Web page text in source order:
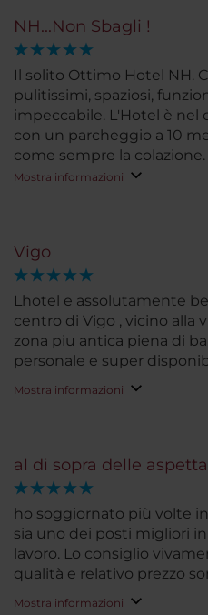
NH...Non Sbagli !
Il solito Ottimo Hotel NH.
pulitissimi, spaziosi,
impeccabile. L'Hotel è nel
con un parcheggio a 10
come sempre la
NH ) è la WI FI che se si
solo per leggere le email
Hotel invece funziona
Mostra informazioni
Vigo
Lhotel e assolutamente bellissimo, situate nel pieno
centro di Vigo , vicino alla via central pedonale e alla
zona piu antica piena di
Mostra informazioni
al di sopra delle
ho soggiornato più volte
sia uno dei posti migliori
lavoro. Lo consiglio
qualità e relativo prezzo
Mostra informazioni